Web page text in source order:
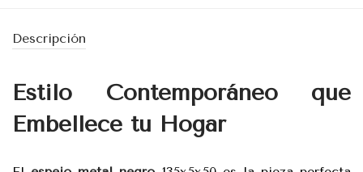
Descripción
Estilo Contemporáneo que
Embellece tu Hogar